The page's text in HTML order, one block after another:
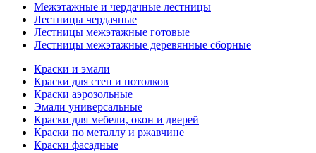
Межэтажные и чердачные лестницы
Лестницы чердачные
Лестницы межэтажные готовые
Лестницы межэтажные деревянные сборные
Краски и эмали
Краски для стен и потолков
Краски аэрозольные
Эмали универсальные
Краски для мебели, окон и дверей
Краски по металлу и ржавчине
Краски фасадные